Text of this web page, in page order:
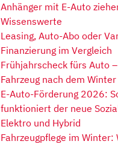
Anhänger mit E-Auto
Wissenswerte
Leasing, Auto-Abo oder
Finanzierung im Vergleich
Frühjahrscheck fürs Auto
Fahrzeug nach dem
E-Auto-Förderung 2026:
funktioniert der neue
Elektro und Hybrid
Fahrzeugpflege im